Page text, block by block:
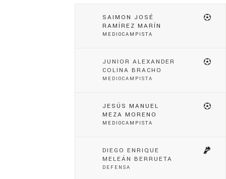
SAIMON JOSÉ
RAMÍREZ MARÍN
MEDIOCAMPISTA
JUNIOR ALEXANDER
COLINA BRACHO
MEDIOCAMPISTA
JESÚS MANUEL
MEZA MORENO
MEDIOCAMPISTA
DIEGO ENRIQUE
MELEÁN BERRUETA
DEFENSA